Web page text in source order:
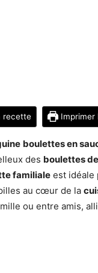
recette Imprimer
boulettes en
des boulettes
familiale est idéale
au cœur de la
ou entre amis,